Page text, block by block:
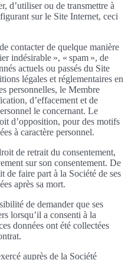
d’utiliser ou de transmettre à
sur le Site Internet, ceci
contacter de quelque manière
indésirable », « spam », de
actuels ou passés du Site
légales et réglementaires en
personnelles, le Membre
d’effacement et de
le concernant. Le
d’opposition, pour des motifs
à caractère personnel.
de retrait du consentement,
sur son consentement. De
de faire part à la Société de ses
après sa mort.
de demander que ses
lorsqu’il a consenti à la
données ont été collectées
auprès de la Société